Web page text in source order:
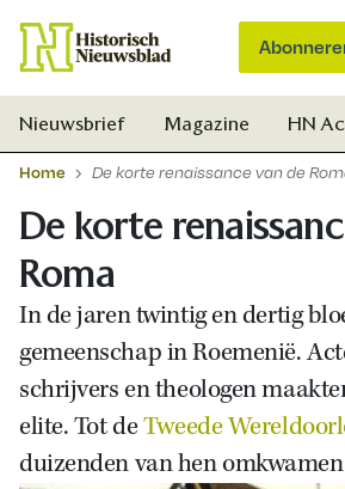
Nieuwsbrief Magazine HN
Home De korte renaissance van de
De korte
Roma
In de jaren twintig en dertig
gemeenschap in Roemenië.
schrijvers en theologen
elite. Tot deTweede
duizenden van hen